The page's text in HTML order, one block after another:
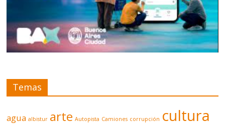
Temas
agua albistur arte Autopista Camiones corrupción cultura